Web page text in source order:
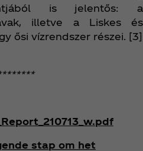
is jelentős: a
illetve a Liskes és
ősi vízrendszer részei. [3]
stap om het